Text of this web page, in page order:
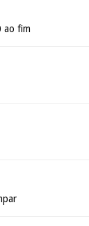
ao fim